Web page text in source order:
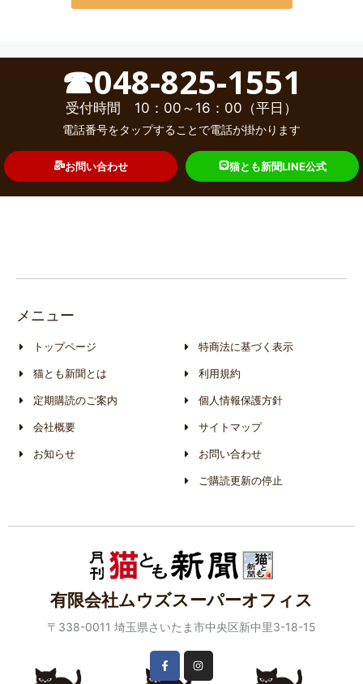
☎048-825-1551
受付時間 10：00～16：00（平日）
電話番号をタップすることで電話が掛かります
お問い合わせ 猫とも新聞LINE公式
有限会社ムウズスーパーオフィス
〒338-0011 埼玉県さいたま市中央区新中里3-18-15
メニュー
トップページ
猫とも新聞とは
定期購読のご案内
会社概要
お知らせ
特商法に基づく表示
利用規約
個人情報保護方針
サイトマップ
お問い合わせ
ご購読更新の停止